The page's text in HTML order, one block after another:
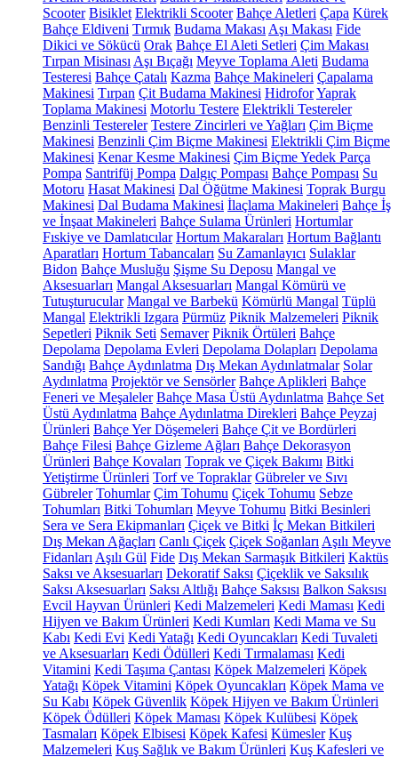
Scooter Bisiklet Elektrikli Scooter Bahçe Aletleri Çapa Kürek
Bahçe Eldiveni Tırmık Budama Makası Aşı Makası Fide
Dikici ve Sökücü Orak Bahçe El Aleti Setleri Çim Makası
Tırpan Misinası Aşı Bıçağı Meyve Toplama Aleti Budama
Testeresi Bahçe Çatalı Kazma Bahçe Makineleri Çapalama
Makinesi Tırpan Çit Budama Makinesi HidroforYaprak
Toplama Makinesi Motorlu Testere Elektrikli Testereler
Benzinli Testereler Testere Zincirleri ve Yağları Çim Biçme
Makinesi Benzinli Çim Biçme Makinesi Elektrikli Çim Biçme
Makinesi Kenar Kesme Makinesi Çim Biçme Yedek Parça
Pompa Santrifüj Pompa Dalgıç Pompası Bahçe Pompası Su
Motoru Hasat Makinesi Dal Öğütme Makinesi Toprak Burgu
Makinesi Dal Budama Makinesi İlaçlama Makineleri Bahçe İş
ve İnşaat Makineleri Bahçe Sulama Ürünleri Hortumlar
Fıskiye ve Damlatıcılar Hortum Makaraları Hortum Bağlantı
Aparatları Hortum Tabancaları Su Zamanlayıcı Sulaklar
Bidon Bahçe Musluğu Şişme Su Deposu Mangal ve
Aksesuarları Mangal Aksesuarları Mangal Kömürü ve
Tutuşturucular Mangal ve Barbekü Kömürlü Mangal Tüplü
Mangal Elektrikli Izgara Pürmüz Piknik Malzemeleri Piknik
Sepetleri Piknik Seti Semaver Piknik Örtüleri Bahçe
Depolama Depolama Evleri Depolama Dolapları Depolama
Sandığı Bahçe Aydınlatma Dış Mekan Aydınlatmalar Solar
Aydınlatma Projektör ve Sensörler Bahçe Aplikleri Bahçe
Feneri ve Meşaleler Bahçe Masa Üstü Aydınlatma Bahçe Set
Üstü Aydınlatma Bahçe Aydınlatma Direkleri Bahçe Peyzaj
Ürünleri Bahçe Yer Döşemeleri Bahçe Çit ve Bordürleri
Bahçe Filesi Bahçe Gizleme Ağları Bahçe Dekorasyon
Ürünleri Bahçe Kovaları Toprak ve Çiçek Bakımı Bitki
Yetiştirme Ürünleri Torf ve Topraklar Gübreler ve Sıvı
Gübreler Tohumlar Çim Tohumu Çiçek Tohumu Sebze
Tohumları Bitki Tohumları Meyve Tohumu Bitki Besinleri
Sera ve Sera Ekipmanları Çiçek ve Bitki İç Mekan Bitkileri
Dış Mekan Ağaçları Canlı Çiçek Çiçek Soğanları Aşılı Meyve
Fidanları Aşılı Gül Fide Dış Mekan Sarmaşık Bitkileri Kaktüs
Saksı ve Aksesuarları Dekoratif Saksı Çiçeklik ve Saksılık
Saksı Aksesuarları Saksı Altlığı Bahçe Saksısı Balkon Saksısı
Evcil Hayvan Ürünleri Kedi Malzemeleri Kedi Maması Kedi
Hijyen ve Bakım Ürünleri Kedi Kumları Kedi Mama ve Su
Kabı Kedi Evi Kedi Yatağı Kedi Oyuncakları Kedi Tuvaleti
ve Aksesuarları Kedi Ödülleri Kedi Tırmalaması Kedi
Vitamini Kedi Taşıma Çantası Köpek Malzemeleri Köpek
Yatağı Köpek Vitamini Köpek Oyuncakları Köpek Mama ve
Su Kabı Köpek Güvenlik Köpek Hijyen ve Bakım Ürünleri
Köpek Ödülleri Köpek Maması Köpek Kulübesi Köpek
Tasmaları Köpek Elbisesi Köpek Kafesi Kümesler Kuş
Malzemeleri Kuş Sağlık ve Bakım Ürünleri Kuş Kafesleri ve